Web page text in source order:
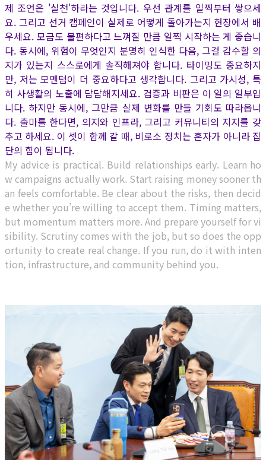
제 조언은 '실천'하라는 것입니다. 우선 관계를 일찍부터 쌓으세
요. 그리고 선거 캠페인이 실제로 어떻게 돌아가는지 현장에서 배
우세요. 모금도 불편하다고 느껴질 만큼 일찍 시작하는 게 좋습니
다. 동시에, 위험이 무엇인지 분명히 인식한 다음, 그걸 감수할 의
지가 있는지 스스로에게 솔직해져야 합니다. 타이밍도 중요하지
만, 저는 모멘텀이 더 중요하다고 생각합니다. 그리고 가시성, 특
히 사생활의 노출에 담담해지세요. 검증과 비판은 이 일의 일부입
니다. 하지만 동시에, 그만큼 실제 변화를 만들 기회도 따라옵니
다. 출마를 한다면, 의지와 인프라, 그리고 커뮤니티의 지지를 갖
추고 하세요. 이 셋이 함께 갈 때, 비로소 정치는 혼자가 아니라 집
단의 힘이 됩니다.
My advice is practical. Build relationships early. Learn ho
w campaigns actually work. Start raising money sooner th
an feels comfortable. Be clear about the risks, then decid
e whether you’re willing to accept them. Timing matters,
but momentum matters more. And prepare yourself for vi
sibility. Scrutiny comes with the job, but so does the opp
ortunity to create real change. If you run, do it with inten
tion, infrastructure, and community behind you.